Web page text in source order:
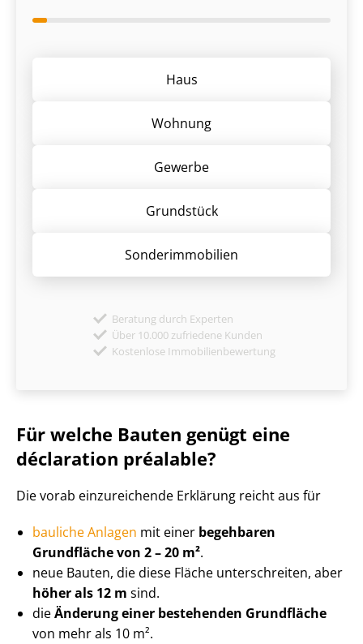
Haus
Wohnung
Gewerbe
Grund­stück
Sonder­immobilien
Beratung durch Experten
Über 10.000 zufriedene Kunden
Kostenlose Immobilienbewertung
Für welche Bauten genügt eine
déclaration préalable?
Die vorab einzureichende Erklärung reicht aus für
bauliche Anlagen mit einer begehbaren
Grundfläche von 2 – 20 m².
neue Bauten, die diese Fläche unterschreiten, aber
höher als 12 m sind.
dieÄnderung einer bestehenden Grundfläche
von mehr als 10 m².